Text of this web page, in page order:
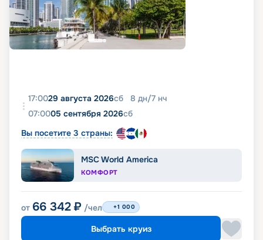
17:0029 августа 2026сб 8 дн/7 нч
07:0005 сентября 2026сб
Вы посетите 3 страны:
MSC World America
КОМФОРТ
от 66 342 ₽ /чел +1 000
Выбрать круиз